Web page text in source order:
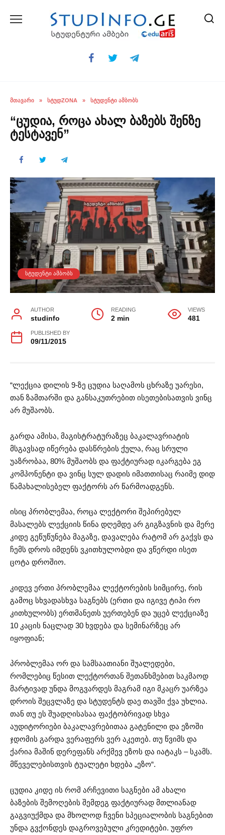
ᲛᲗᲐᲕᲐᲠᲘ » ᲡᲢᲣᲓZONA » ᲡᲢᲣᲓᲔᲜᲢᲘ ᲐᲛᲑᲝᲑᲡ
“ცუდია, როცა ახალ ბაზებს შენზე
ტესტავენ”
ᲡᲢᲣᲓᲔᲜᲢᲘ ᲐᲛᲑᲝᲑᲡ
AUTHOR
studinfo
READING
2 min
VIEWS
481
PUBLISHED BY
09/11/2015
“ლექცია დილის 9-ზე ცუდია საღამოს ცხრაზე უარესი,
თან ზამთარში და განსაკუთრებით ისეთებისათვის ვინც
არ მუშაობს.
გარდა ამისა, მაგისტრატურაზეც ბაკალავრიატის
მსგავსად იწერება დასწრების ქულა, რაც სრული
უაზრობაა, 80% მუშაობს და ფაქტიურად იკარგება ეგ
კომპონენტი და ვინც სულ დადის იმათთისაც რაიმე დიდ
წამახალისებელ ფაქტორს არ წარმოადგენს.
ისიც პრობლემაა, როცა ლექტორი შეპირებულ
მასალებს ლექციის წინა დღემდე არ გიგზავნის და მერე
კიდე გეწუწუნება მაგაზე, დავალება რატომ არ გაქვს და
ჩემს დროს იმდენს ვკითხულობდი და ვწერდი ისეთ
ცოტა დროშიო.
კიდევ ერთი პრობლემაა ლექტორების სიმცირე, რის
გამოც სხვადასხვა საგნებს (ერთი და იგივე ტიპი რო
კითხულობს) ერთმანეთს უერთებენ და უცებ ლექციაზე
10 კაცის ნაცლად 30 ხვდება და სემინარზეც არ
იყოფიან;
პრობლემაა ორ და სამსაათიანი შუალედები,
რომლებიც წესით ლექტორთან შეთანხმებით საკმაოდ
მარტივად უნდა მოგვარდეს მაგრამ იგი მკაცრ უარზეა
დროის შეცვლაზე და სტუდენტს დაე თავში ქვა უხლია.
თან თუ ეს შუადღისასაა ფაქტობრივად სხვა
აუდიტორიები ბაკალავრებითაა გატენილი და ეზოში
ჯდომის გარდა ვერაფერს ვერ აკეთებ. თუ წვიმს და
ქარია მაშინ დერეფანს არქმევ ეზოს და იატაკს – სკამს.
მწეველებისთვის ტუალეტი ხდება „ეზო“.
ცუდია კიდე ის რომ არჩევითი საგნები ამ ახალი
ბაზების შემოღების შემდეგ ფაქტიურად მთლიანად
გაგვიუქმდა და მხოლოდ ჩვენი სპეციალობის საგნებით
უნდა გვქონდეს დაგროვებული კრედიტები. უფრო